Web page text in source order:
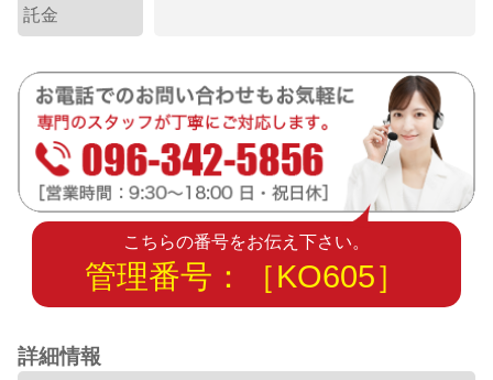
託金
こちらの番号をお伝え下さい。
管理番号：［KO605］
詳細情報